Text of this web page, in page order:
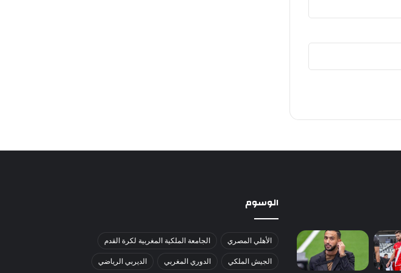
الوسوم
الأهلي المصري الجامعة الملكية المغربية لكرة القدم
الجيش الملكي الدوري المغربي الديربي الرياضي